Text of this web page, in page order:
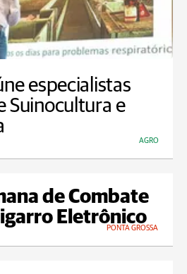
especialistas
Suinocultura e
AGRO
de Combate
Eletrônico
PONTA GROSSA